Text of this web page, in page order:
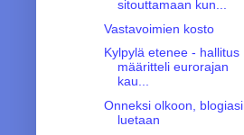
sitouttamaan kun...
Vastavoimien kosto
Kylpylä etenee - hallitus
määritteli eurorajan
kau...
Onneksi olkoon, blogiasi
luetaan